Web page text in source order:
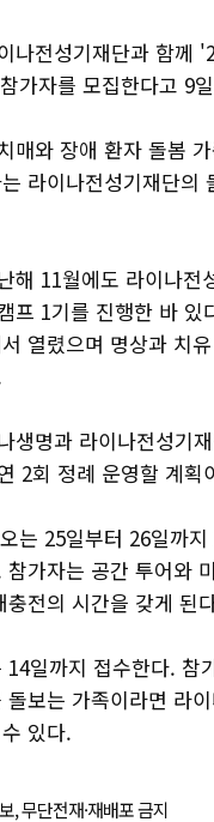
나전성기재단과 함께
가자를 모집한다고 9
매와 장애 환자 돌봄
라이나전성기재단의
해 11월에도 라이나전
프 1기를 진행한 바 있
열렸으며 명상과 치
생명과 라이나전성기
2회 정례 운영할 계획
는 25일부터 26일까
가자는 공간 투어와
전의 시간을 갖게 된
일까지 접수한다. 참
돌보는 가족이라면 라
있다.
무단전재·재배포 금지